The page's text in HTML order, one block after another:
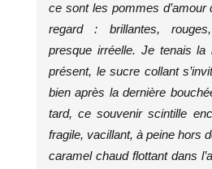
ce sont les pommes d’amour
regard : brillantes,
presque irréelle. Je tenais la
présent, le sucre collant
bien après la dernière
tard, ce souvenir scintille
fragile, vacillant, à peine hors
caramel chaud flottant dans